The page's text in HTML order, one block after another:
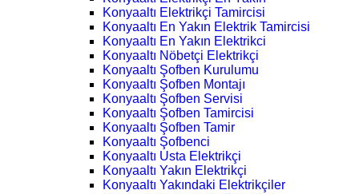
Konyaaltı Elektrikçi Tamircisi
Konyaaltı En Yakın Elektrik Tamircisi
Konyaaltı En Yakın Elektrikci
Konyaaltı Nöbetçi Elektrikçi
Konyaaltı Şofben Kurulumu
Konyaaltı Şofben Montajı
Konyaaltı Şofben Servisi
Konyaaltı Şofben Tamircisi
Konyaaltı Şofben Tamir
Konyaaltı Şofbenci
Konyaaltı Usta Elektrikçi
Konyaaltı Yakın Elektrikçi
Konyaaltı Yakındaki Elektrikçiler